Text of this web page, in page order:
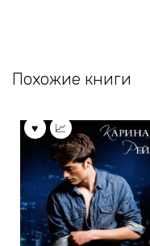
Похожие книги